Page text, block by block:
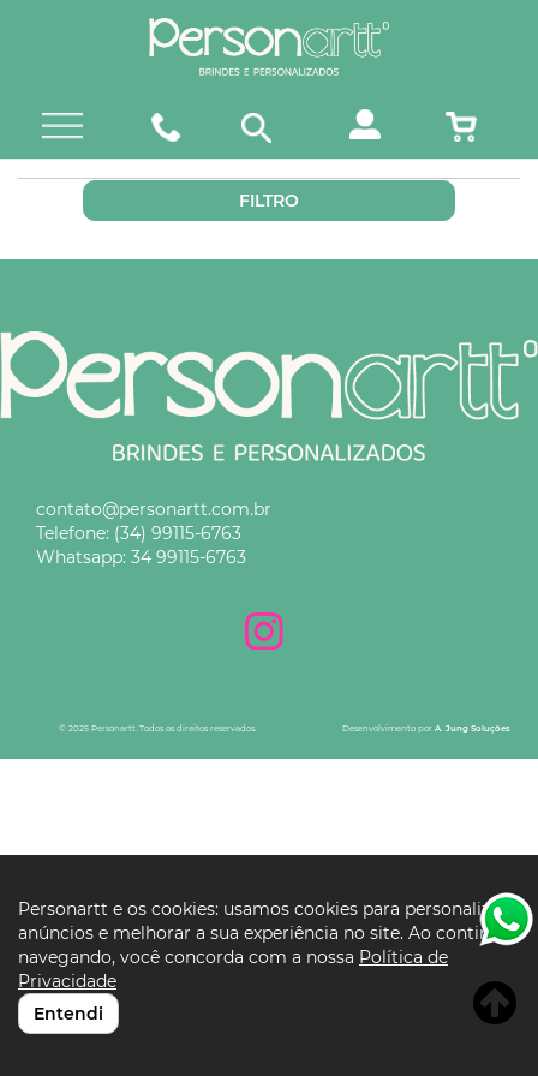
FILTRO
contato@personartt.com.br
Telefone: (34) 99115-6763
Whatsapp: 34 99115-6763
© 2025 Personartt. Todos os direitos reservados. Desenvolvimento por A. Jung Soluções
Personartt e os cookies: usamos cookies para personalizar
anúncios e melhorar a sua experiência no site. Ao continuar
navegando, você concorda com a nossa Política de
Privacidade
Entendi